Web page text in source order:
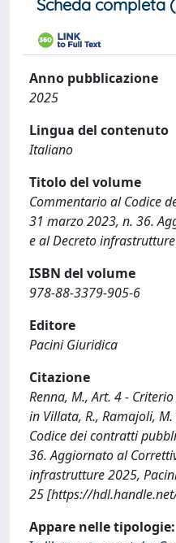
Scheda completa
Anno pubblicazione
2025
Lingua del contenuto
Italiano
Titolo del volume
Commentario al Codice
31 marzo 2023, n. 36.
e al Decreto
ISBN del volume
978-88-3379-905-6
Editore
Pacini Giuridica
Citazione
Renna, M., Art. 4 -
in Villata, R., Ramajoli,
Codice dei contratti
36. Aggiornato al
infrastrutture 2025,
25 [https://
Appare nelle tipologie: